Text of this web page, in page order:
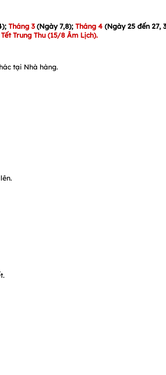
); Tháng 3(Ngày 7,8); Tháng 4 (Ngày 25 đến 27,
Tết Trung Thu (15/8 Âm Lịch).
tại Nhà hàng.